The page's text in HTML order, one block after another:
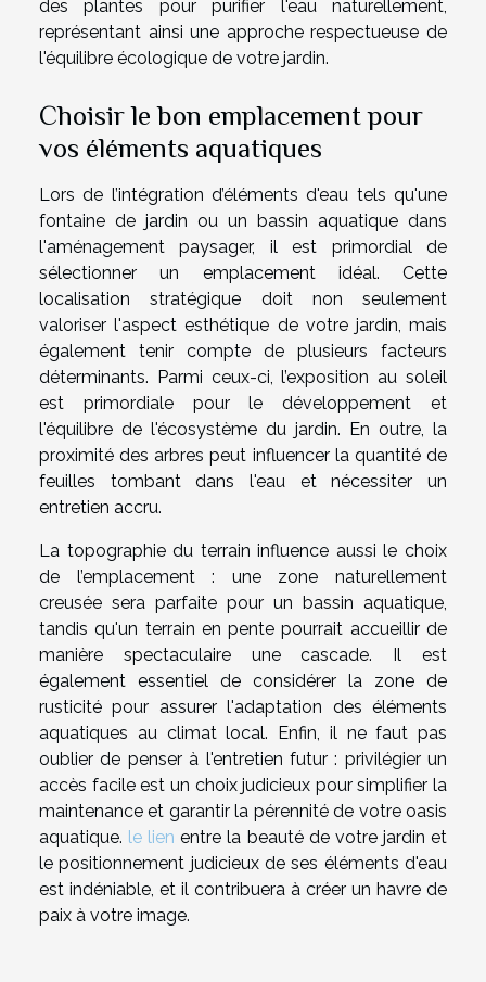
des plantes pour purifier l'eau naturellement,
représentant ainsi une approche respectueuse de
l'équilibre écologique de votre jardin.
Choisir le bon emplacement pour
vos éléments aquatiques
Lors de l’intégration d’éléments d'eau tels qu'une
fontaine de jardin ou un bassin aquatique dans
l'aménagement paysager, il est primordial de
sélectionner un emplacement idéal. Cette
localisation stratégique doit non seulement
valoriser l'aspect esthétique de votre jardin, mais
également tenir compte de plusieurs facteurs
déterminants. Parmi ceux-ci, l’exposition au soleil
est primordiale pour le développement et
l'équilibre de l'écosystème du jardin. En outre, la
proximité des arbres peut influencer la quantité de
feuilles tombant dans l'eau et nécessiter un
entretien accru.
La topographie du terrain influence aussi le choix
de l’emplacement : une zone naturellement
creusée sera parfaite pour un bassin aquatique,
tandis qu'un terrain en pente pourrait accueillir de
manière spectaculaire une cascade. Il est
également essentiel de considérer la zone de
rusticité pour assurer l'adaptation des éléments
aquatiques au climat local. Enfin, il ne faut pas
oublier de penser à l'entretien futur : privilégier un
accès facile est un choix judicieux pour simplifier la
maintenance et garantir la pérennité de votre oasis
aquatique. le lien entre la beauté de votre jardin et
le positionnement judicieux de ses éléments d'eau
est indéniable, et il contribuera à créer un havre de
paix à votre image.